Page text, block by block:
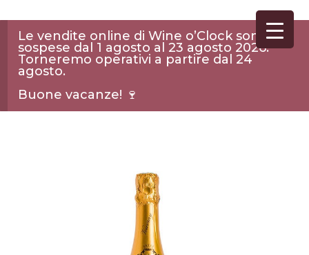
Le vendite online di Wine o’Clock sono
sospese dal 1 agosto al 23 agosto 2026.
Torneremo operativi a partire dal 24
agosto.
Buone vacanze! 🍷